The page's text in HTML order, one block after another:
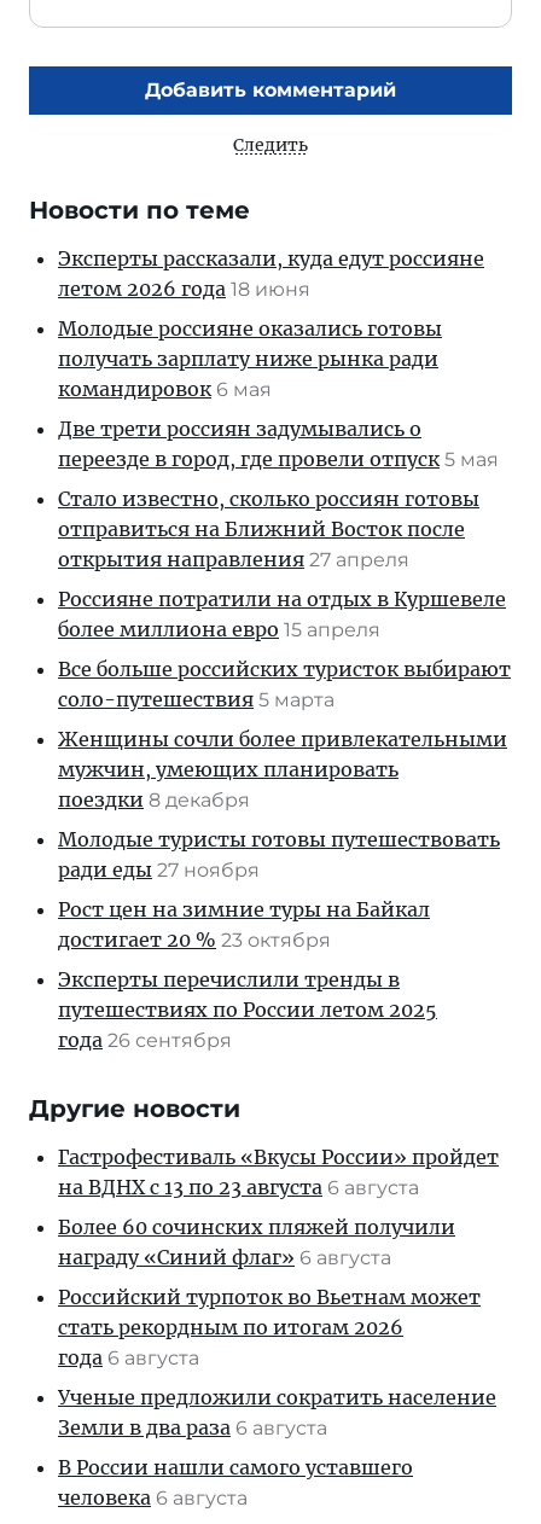
Добавить комментарий
Следить
Новости по теме
Эксперты рассказали, куда едут россияне
летом 2026 года 18 июня
Молодые россияне оказались готовы
получать зарплату ниже рынка ради
командировок 6 мая
Две трети россиян задумывались о
переезде в город, где провели отпуск 5 мая
Стало известно, сколько россиян готовы
отправиться на Ближний Восток после
открытия направления 27 апреля
Россияне потратили на отдых в Куршевеле
более миллиона евро 15 апреля
Все больше российских туристок выбирают
соло-путешествия 5 марта
Женщины сочли более привлекательными
мужчин, умеющих планировать
поездки 8 декабря
Молодые туристы готовы путешествовать
ради еды 27 ноября
Рост цен на зимние туры на Байкал
достигает 20 % 23 октября
Эксперты перечислили тренды в
путешествиях по России летом 2025
года 26 сентября
Другие новости
Гастрофестиваль «Вкусы России» пройдет
на ВДНХ с 13 по 23 августа 6 августа
Более 60 сочинских пляжей получили
награду «Синий флаг» 6 августа
Российский турпоток во Вьетнам может
стать рекордным по итогам 2026
года 6 августа
Ученые предложили сократить население
Земли в два раза 6 августа
В России нашли самого уставшего
человека 6 августа